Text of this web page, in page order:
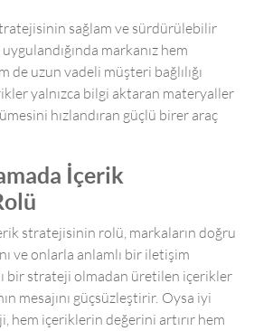
sağlam ve sürdürülebilir
markanız hem
de uzun vadeli müşteri bağlılığı
yalnızca bilgi aktaran materyaller
hızlandıran güçlü birer araç
İçerik
stratejisinin rolü, markaların doğru
ve onlarla anlamlı bir iletişim
bir strateji olmadan üretilen içerikler
mesajını güçsüzleştirir. Oysa iyi
hem içeriklerin değerini artırır hem